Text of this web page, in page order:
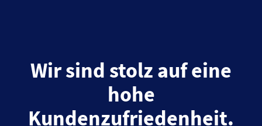
Wir sind stolz auf eine
hohe
Kundenzufriedenheit.